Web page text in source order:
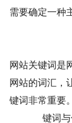
需要确定一种
网站关键词是
网站的词汇，
键词非常重要
键词